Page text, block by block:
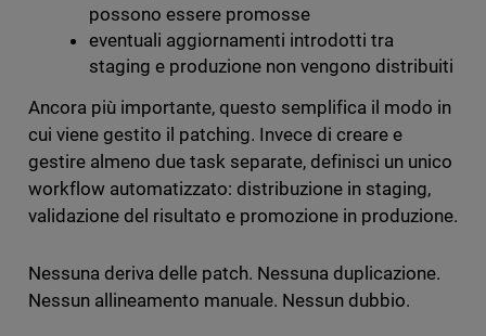
possono essere promosse
eventuali aggiornamenti introdotti tra
staging e produzione non vengono distribuiti
Ancora più importante, questo semplifica il modo in
cui viene gestito il patching. Invece di creare e
gestire almeno due task separate, definisci un unico
workflow automatizzato: distribuzione in staging,
validazione del risultato e promozione in produzione.
Nessuna deriva delle patch. Nessuna duplicazione.
Nessun allineamento manuale. Nessun dubbio.